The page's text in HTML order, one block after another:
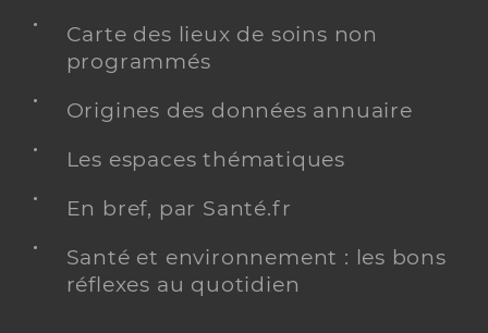
Carte des lieux de soins non
programmés
Origines des données annuaire
Les espaces thématiques
En bref, par Santé.fr
Santé et environnement : les bons
réflexes au quotidien